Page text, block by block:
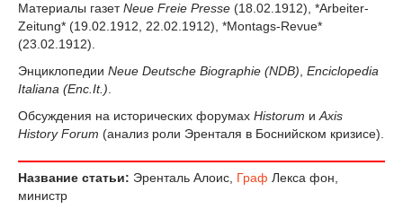
Материалы газетNeue Freie Presse (18.02.1912), *Arbeiter-
Zeitung* (19.02.1912, 22.02.1912), *Montags-Revue*
(23.02.1912).
Энциклопедии Neue Deutsche Biographie (NDB) Enciclopedia
Italiana (Enc.It.)
Обсуждения на исторических форумах Historum и Axis
History Forum (анализ роли Эренталя в Боснийском кризисе).
Название статьи: Эренталь Алоис, Граф Лекса фон,
министр